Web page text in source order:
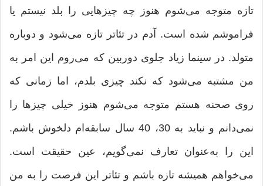
تازه متوجه می‌شوم هنوز چه چیزهایی را بلد نیستم یا
فراموشم شده است. آدم در تئاتر تازه می‌شود و دوباره
متولد. در سینما زیاد جلوی دوربین که می‌روم این امر به
من مشتبه می‌شود که نکند چیزی بلدم، اما زمانی که
روی صحنه هستم متوجه می‌شوم هنوز خیلی چیزها را
نمی‌دانم و نباید به 30، 40 سال سابقه‌ام دلخوش باشم.
این را به‌عنوان تعارف نمی‌گویم، عین حقیقت است.
می‌خواهم همیشه تازه باشم و تئاتر این فرصت را به من